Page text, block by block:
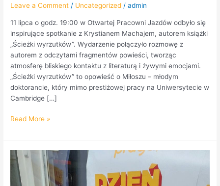
Leave a Comment / Uncategorized /admin
11 lipca o godz. 19:00 w Otwartej Pracowni Jazdów odbyło się
inspirujące spotkanie z Krystianem Machajem, autorem książki
„Ścieżki wyrzutków”. Wydarzenie połączyło rozmowę z
autorem z odczytami fragmentów powieści, tworząc
atmosferę bliskiego kontaktu z literaturą i żywymi emocjami.
„Ścieżki wyrzutków” to opowieść o Miłoszu – młodym
doktorancie, który mimo prestiżowej pracy na Uniwersytecie w
Cambridge […]
Read More »
DJ
Chederac,
warszawski